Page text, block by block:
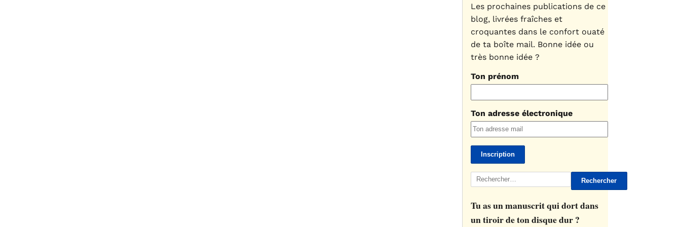
Les prochaines publications de ce
blog, livrées fraîches et
croquantes dans le confort ouaté
de ta boîte mail. Bonne idée ou
très bonne idée ?
Ton prénom
Ton adresse électronique
Rechercher :
Tu as un manuscrit qui dort dans
un tiroir de ton disque dur ?